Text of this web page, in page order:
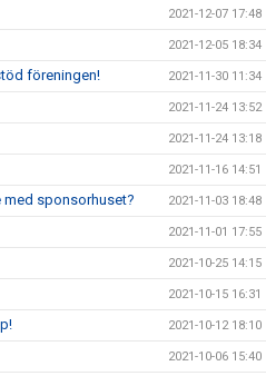
2021-12-07 17:48
2021-12-05 18:34
föreningen! 2021-11-30 11:34
2021-11-24 13:52
2021-11-24 13:18
2021-11-16 14:51
med sponsorhuset? 2021-11-03 18:48
2021-11-01 17:55
2021-10-25 14:15
2021-10-15 16:31
2021-10-12 18:10
2021-10-06 15:40